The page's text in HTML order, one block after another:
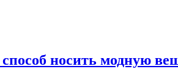
носить модную